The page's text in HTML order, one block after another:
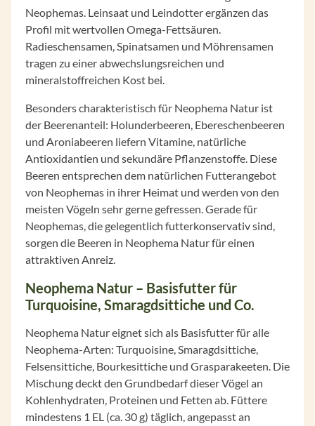
Neophemas. Leinsaat und Leindotter ergänzen das
Profil mit wertvollen Omega-Fettsäuren.
Radieschensamen, Spinatsamen und Möhrensamen
tragen zu einer abwechslungsreichen und
mineralstoffreichen Kost bei.
Besonders charakteristisch für Neophema Natur ist
der Beerenanteil: Holunderbeeren, Ebereschenbeeren
und Aroniabeeren liefern Vitamine, natürliche
Antioxidantien und sekundäre Pflanzenstoffe. Diese
Beeren entsprechen dem natürlichen Futterangebot
von Neophemas in ihrer Heimat und werden von den
meisten Vögeln sehr gerne gefressen. Gerade für
Neophemas, die gelegentlich futterkonservativ sind,
sorgen die Beeren in Neophema Natur für einen
attraktiven Anreiz.
Neophema Natur – Basisfutter für
Turquoisine, Smaragdsittiche und Co.
Neophema Natur eignet sich als Basisfutter für alle
Neophema-Arten: Turquoisine, Smaragdsittiche,
Felsensittiche, Bourkesittiche und Grasparakeeten. Die
Mischung deckt den Grundbedarf dieser Vögel an
Kohlenhydraten, Proteinen und Fetten ab. Füttere
mindestens 1 EL (ca. 30 g) täglich, angepasst an